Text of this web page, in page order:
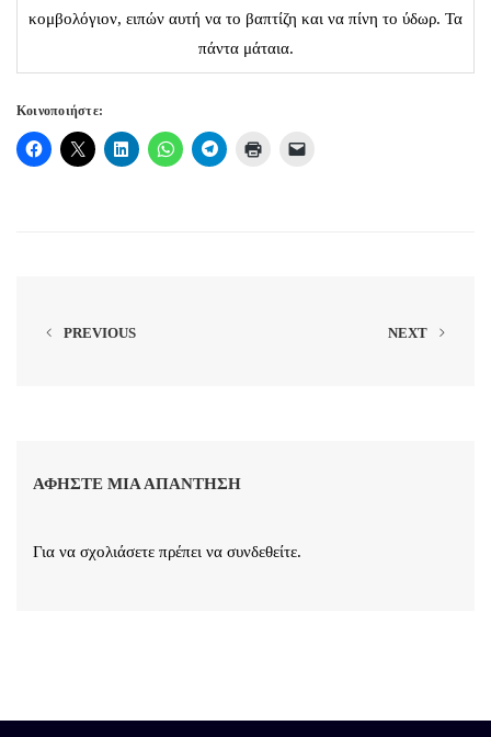
κομβολόγιον, ειπών αυτή να το βαπτίζη και να πίνη το ύδωρ. Τα
πάντα μάταια.
Κοινοποιήστε:
PREVIOUS NEXT
ΑΦΉΣΤΕ ΜΙΑ ΑΠΆΝΤΗΣΗ
Για να σχολιάσετε πρέπει να συνδεθείτε.